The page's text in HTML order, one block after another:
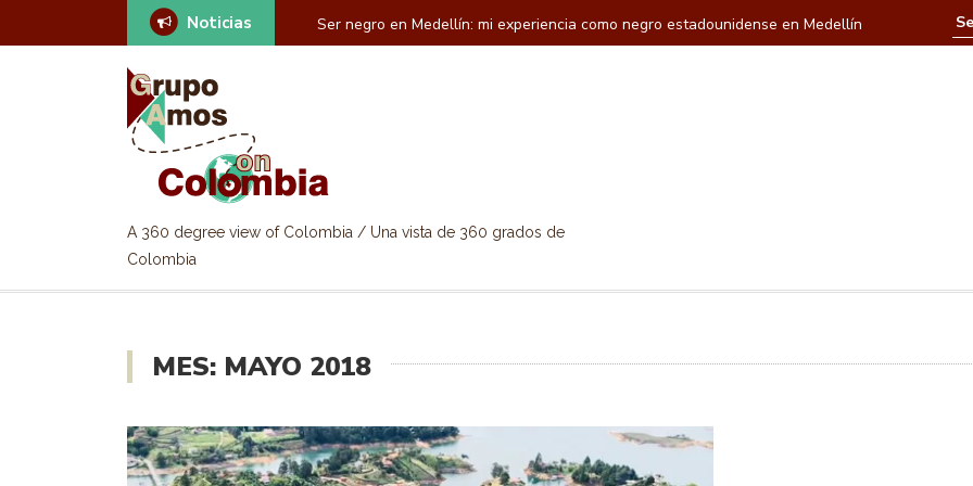
Noticias
negro estadounidense en Medellín Fiebre por la Copa del Mundo La
A 360 degree view of Colombia / Una vista de 360 grados de
Colombia
MES: MAYO 2018